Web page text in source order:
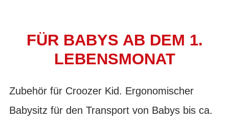
FÜR BABYS AB DEM 1.
LEBENSMONAT
Zubehör für Croozer Kid. Ergonomischer
Babysitz für den Transport von Babys bis ca.